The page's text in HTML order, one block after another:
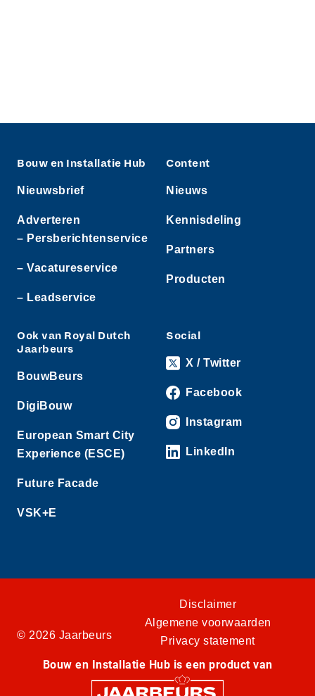
Bouw en Installatie Hub
Nieuwsbrief
Adverteren
– Persberichtenservice
– Vacatureservice
– Leadservice
Content
Nieuws
Kennisdeling
Partners
Producten
Ook van Royal Dutch
Jaarbeurs
BouwBeurs
DigiBouw
European Smart City
Experience (ESCE)
Future Facade
VSK+E
Social
X / Twitter
Facebook
Instagram
LinkedIn
© 2026 Jaarbeurs
Disclaimer
Algemene voorwaarden
Privacy statement
Bouw en Installatie Hub is een product van